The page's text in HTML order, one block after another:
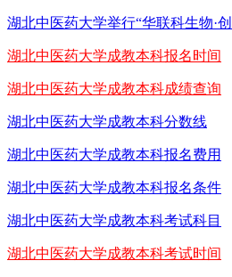
湖北中医药大学举行“华联科生物·
湖北中医药大学成教本科报名时间
湖北中医药大学成教本科成绩查询
湖北中医药大学成教本科分数线
湖北中医药大学成教本科报名费用
湖北中医药大学成教本科报名条件
湖北中医药大学成教本科考试科目
湖北中医药大学成教本科考试时间